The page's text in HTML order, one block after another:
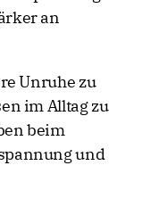
an
Unruhe zu
im Alltag zu
beim
und